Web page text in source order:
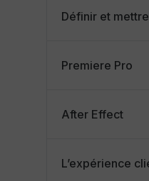
Définir et
Premiere Pro
After Effect
L’expérience